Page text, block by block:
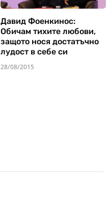
Давид Фоенкинос:
Обичам тихите любови,
защото нося достатъчно
лудост в себе си
28/08/2015